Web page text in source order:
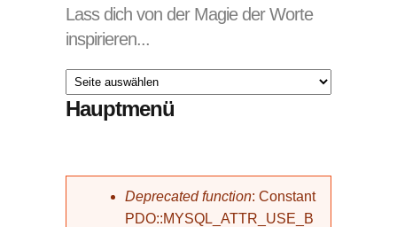
Lass dich von der Magie der Worte
inspirieren...
Hauptmenü
Fehlermeldung
Deprecated function: Constant
PDO::MYSQL_ATTR_USE_B